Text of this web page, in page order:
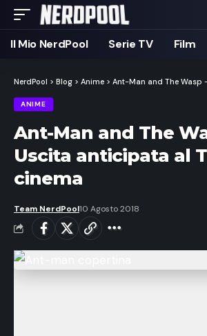
Il Mio NerdPool Serie TV Film
NerdPool > Blog > Anime > Ant-Man and The Wasp – Uscita
ANIME
Ant-Man and The
Uscita anticipata al
cinema
Team NerdPool10 Agosto 2018